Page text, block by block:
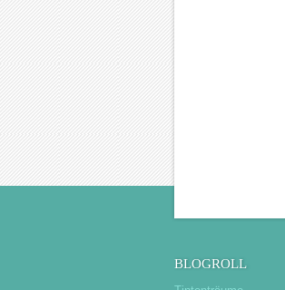
BLOGROLL